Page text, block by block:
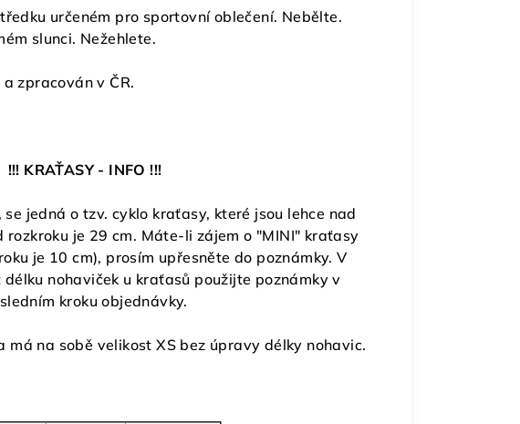
určeném pro sportovní oblečení. Nebělte.
slunci. Nežehlete.
zpracován v ČR.
!!! KRAŤASY - INFO !!!
jedná o tzv. cyklo kraťasy, které jsou lehce nad
rozkroku je 29 cm. Máte-li zájem o "MINI" kraťasy
je 10 cm), prosím upřesněte do poznámky. V
nohaviček u kraťasů použijte poznámky v
kroku objednávky.
má na sobě velikost XS bez úpravy délky nohavic.